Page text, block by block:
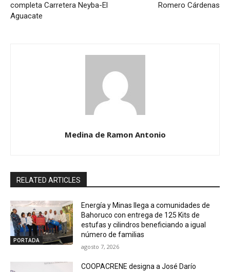
completa Carretera Neyba-El
Aguacate
Romero Cárdenas
Medina de Ramon Antonio
RELATED ARTICLES
PORTADA
Energía y Minas llega a comunidades de
Bahoruco con entrega de 125 Kits de
estufas y cilindros beneficiando a igual
número de familias
agosto 7, 2026
COOPACRENE designa a José Darío